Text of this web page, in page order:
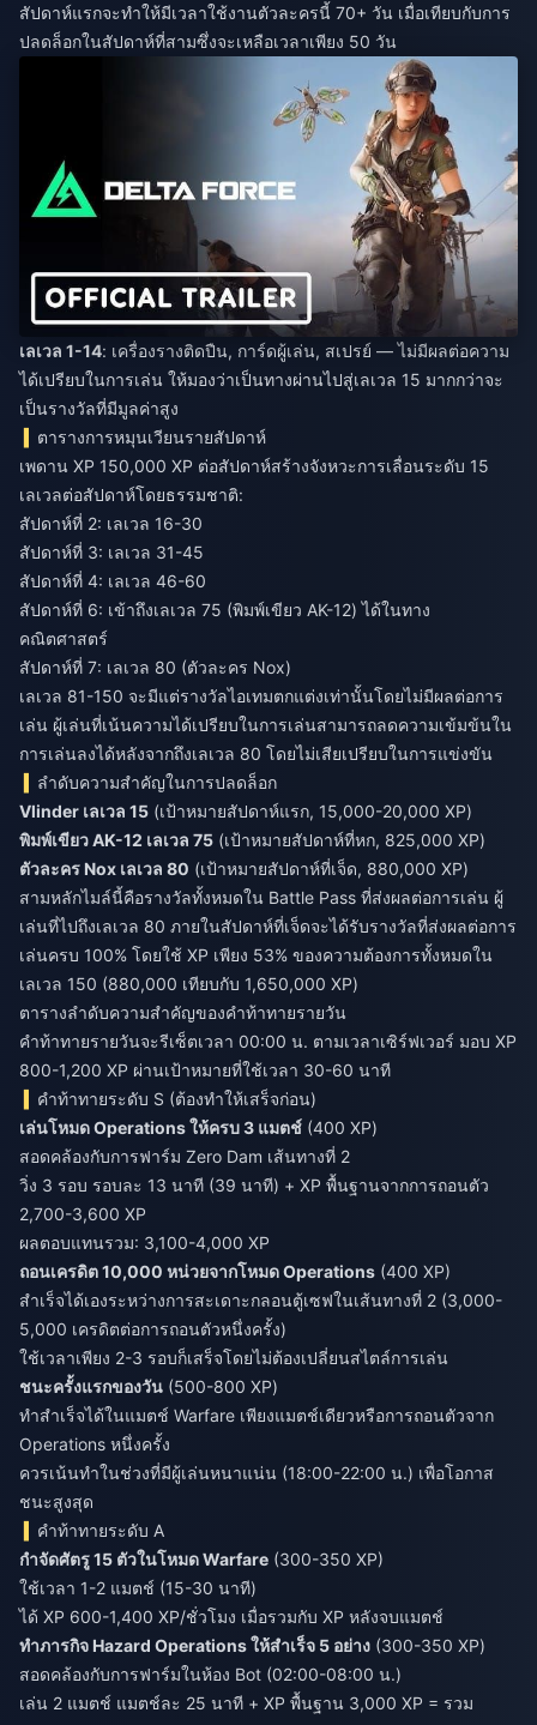
สัปดาห์แรกจะทำให้มีเวลาใช้งานตัวละครนี้ 70+ วัน เมื่อเทียบกับการ
ปลดล็อกในสัปดาห์ที่สามซึ่งจะเหลือเวลาเพียง 50 วัน
เลเวล 1-14: เครื่องรางติดปืน, การ์ดผู้เล่น, สเปรย์ — ไม่มีผลต่อความ
ได้เปรียบในการเล่น ให้มองว่าเป็นทางผ่านไปสู่เลเวล 15 มากกว่าจะ
เป็นรางวัลที่มีมูลค่าสูง
ตารางการหมุนเวียนรายสัปดาห์
เพดาน XP 150,000 XP ต่อสัปดาห์สร้างจังหวะการเลื่อนระดับ 15
เลเวลต่อสัปดาห์โดยธรรมชาติ:
สัปดาห์ที่ 2: เลเวล 16-30
สัปดาห์ที่ 3: เลเวล 31-45
สัปดาห์ที่ 4: เลเวล 46-60
สัปดาห์ที่ 6: เข้าถึงเลเวล 75 (พิมพ์เขียว AK-12) ได้ในทาง
คณิตศาสตร์
สัปดาห์ที่ 7: เลเวล 80 (ตัวละคร Nox)
เลเวล 81-150 จะมีแต่รางวัลไอเทมตกแต่งเท่านั้นโดยไม่มีผลต่อการ
เล่น ผู้เล่นที่เน้นความได้เปรียบในการเล่นสามารถลดความเข้มข้นใน
การเล่นลงได้หลังจากถึงเลเวล 80 โดยไม่เสียเปรียบในการแข่งขัน
ลำดับความสำคัญในการปลดล็อก
Vlinder เลเวล 15 (เป้าหมายสัปดาห์แรก, 15,000-20,000 XP)
พิมพ์เขียว AK-12 เลเวล 75 (เป้าหมายสัปดาห์ที่หก, 825,000 XP)
ตัวละคร Nox เลเวล 80 (เป้าหมายสัปดาห์ที่เจ็ด, 880,000 XP)
สามหลักไมล์นี้คือรางวัลทั้งหมดใน Battle Pass ที่ส่งผลต่อการเล่น ผู้
เล่นที่ไปถึงเลเวล 80 ภายในสัปดาห์ที่เจ็ดจะได้รับรางวัลที่ส่งผลต่อการ
เล่นครบ 100% โดยใช้ XP เพียง 53% ของความต้องการทั้งหมดใน
เลเวล 150 (880,000 เทียบกับ 1,650,000 XP)
ตารางลำดับความสำคัญของคำท้าทายรายวัน
คำท้าทายรายวันจะรีเซ็ตเวลา 00:00 น. ตามเวลาเซิร์ฟเวอร์ มอบ XP
800-1,200 XP ผ่านเป้าหมายที่ใช้เวลา 30-60 นาที
คำท้าทายระดับ S (ต้องทำให้เสร็จก่อน)
เล่นโหมด Operations ให้ครบ 3 แมตช์ (400 XP)
สอดคล้องกับการฟาร์ม Zero Dam เส้นทางที่ 2
วิ่ง 3 รอบ รอบละ 13 นาที (39 นาที) + XP พื้นฐานจากการถอนตัว
2,700-3,600 XP
ผลตอบแทนรวม: 3,100-4,000 XP
ถอนเครดิต 10,000 หน่วยจากโหมด Operations (400 XP)
สำเร็จได้เองระหว่างการสะเดาะกลอนตู้เซฟในเส้นทางที่ 2 (3,000-
5,000 เครดิตต่อการถอนตัวหนึ่งครั้ง)
ใช้เวลาเพียง 2-3 รอบก็เสร็จโดยไม่ต้องเปลี่ยนสไตล์การเล่น
ชนะครั้งแรกของวัน (500-800 XP)
ทำสำเร็จได้ในแมตช์ Warfare เพียงแมตช์เดียวหรือการถอนตัวจาก
Operations หนึ่งครั้ง
ควรเน้นทำในช่วงที่มีผู้เล่นหนาแน่น (18:00-22:00 น.) เพื่อโอกาส
ชนะสูงสุด
คำท้าทายระดับ A
กำจัดศัตรู 15 ตัวในโหมด Warfare (300-350 XP)
ใช้เวลา 1-2 แมตช์ (15-30 นาที)
ได้ XP 600-1,400 XP/ชั่วโมง เมื่อรวมกับ XP หลังจบแมตช์
ทำภารกิจ Hazard Operations ให้สำเร็จ 5 อย่าง (300-350 XP)
สอดคล้องกับการฟาร์มในห้อง Bot (02:00-08:00 น.)
เล่น 2 แมตช์ แมตช์ละ 25 นาที + XP พื้นฐาน 3,000 XP = รวม